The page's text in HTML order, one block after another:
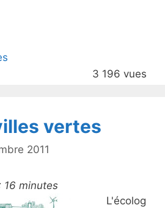
3 196 vues
vertes
2011
16 minutes
L'écolog